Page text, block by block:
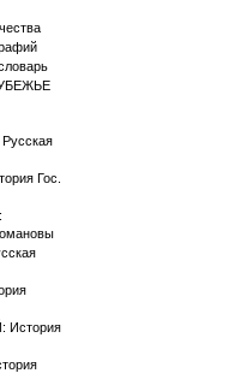
Гос.
История